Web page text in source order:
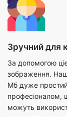
Зручний для
За допомогою
зображення. Наш
Мб дуже простий
можуть
знаходиться в
здогадуватися, з
зображення
того, наше